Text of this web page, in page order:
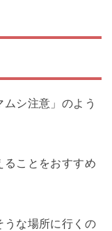
シ注意」のよう
ることをおすすめ
うな場所に行くの